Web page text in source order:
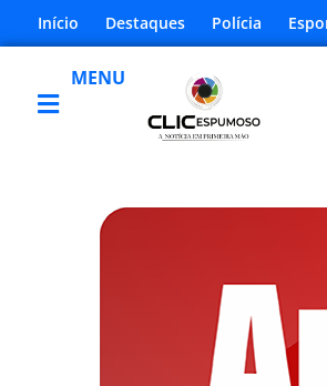
Início Destaques Polícia
MENU